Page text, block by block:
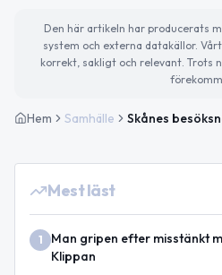
Den här artikeln har producerats
system och externa datakällor.
korrekt, sakligt och relevant. Trots
Hem Samhälle
Mest läst
1
Man gripen efter misstänkt
Klippan